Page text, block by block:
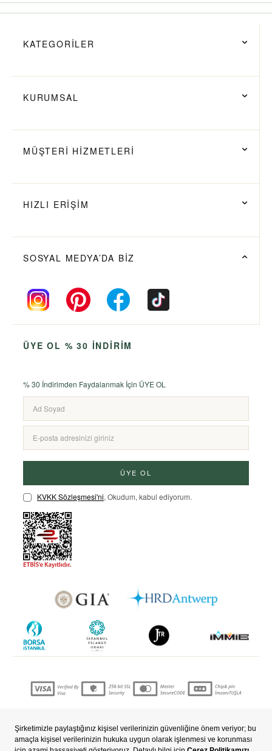
KATEGORİLER
KURUMSAL
MÜŞTERİ HİZMETLERİ
HIZLI ERİŞİM
SOSYAL MEDYA’DA BİZ
ÜYE OL % 30 İNDİRİM
% 30 İndirimden Faydalanmak İçin ÜYE OL
ÜYE OL
KVKK Sözleşmesi'ni, Okudum, kabul ediyorum.
T-SoftE-TicaretSistemleriyle Hazırlanmıştır.